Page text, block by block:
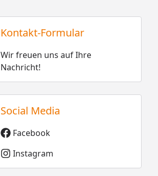
Kontakt-Formular
Wir freuen uns auf Ihre
Nachricht!
Social Media
Facebook
Instagram